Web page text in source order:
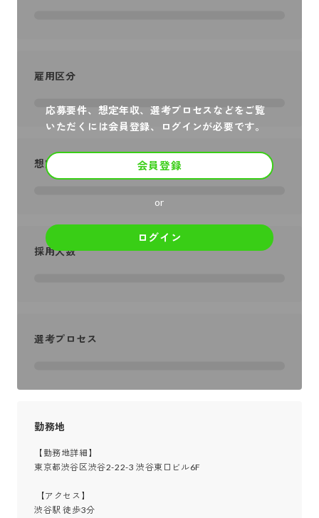
応募要件、想定年収、選考プロセスなどをご覧
いただくには会員登録、ログインが必要です。
会員登録
or
ログイン
雇用区分
想定年収
採用人数
選考プロセス
勤務地
【勤務地詳細】
東京都渋谷区渋谷2-22-3 渋谷東口ビル6F
渋谷駅 徒歩3分